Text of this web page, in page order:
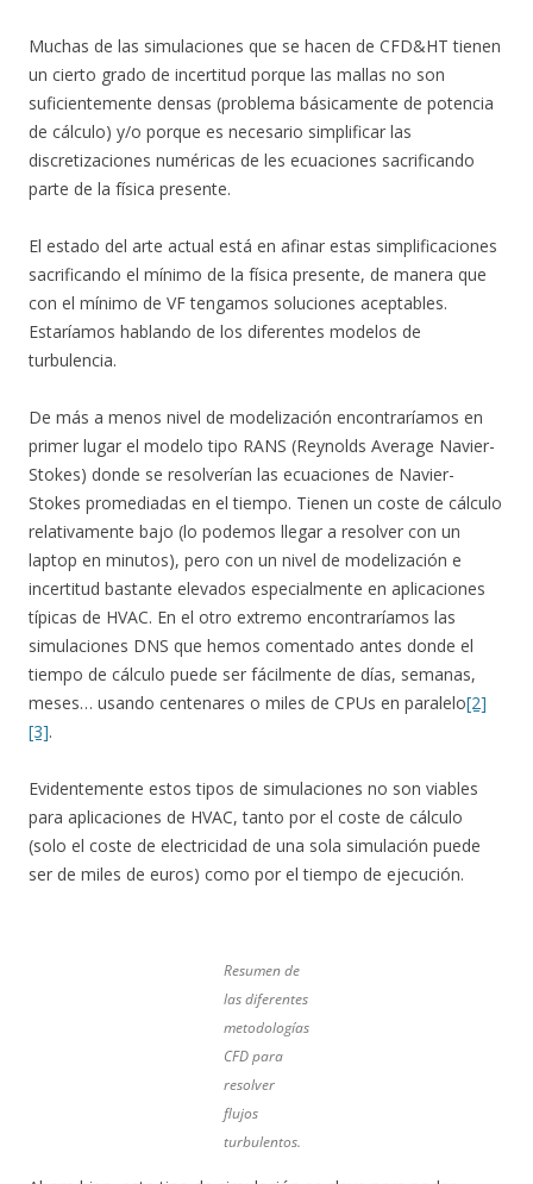
Muchas de las simulaciones que se hacen de CFD&HT tienen
un cierto grado de incertitud porque las mallas no son
suficientemente densas (problema básicamente de potencia
de cálculo) y/o porque es necesario simplificar las
discretizaciones numéricas de les ecuaciones sacrificando
parte de la física presente.
El estado del arte actual está en afinar estas simplificaciones
sacrificando el mínimo de la física presente, de manera que
con el mínimo de VF tengamos soluciones aceptables.
Estaríamos hablando de los diferentes modelos de
turbulencia.
De más a menos nivel de modelización encontraríamos en
primer lugar el modelo tipo RANS (Reynolds Average Navier-
Stokes) donde se resolverían las ecuaciones de Navier-
Stokes promediadas en el tiempo. Tienen un coste de cálculo
relativamente bajo (lo podemos llegar a resolver con un
laptop en minutos), pero con un nivel de modelización e
incertitud bastante elevados especialmente en aplicaciones
típicas de HVAC. En el otro extremo encontraríamos las
simulaciones DNS que hemos comentado antes donde el
tiempo de cálculo puede ser fácilmente de días, semanas,
meses… usando centenares o miles de CPUs en paralelo[2]
[3].
Evidentemente estos tipos de simulaciones no son viables
para aplicaciones de HVAC, tanto por el coste de cálculo
(solo el coste de electricidad de una sola simulación puede
ser de miles de euros) como por el tiempo de ejecución.
Resumen de
las diferentes
metodologías
CFD para
resolver
flujos
turbulentos.